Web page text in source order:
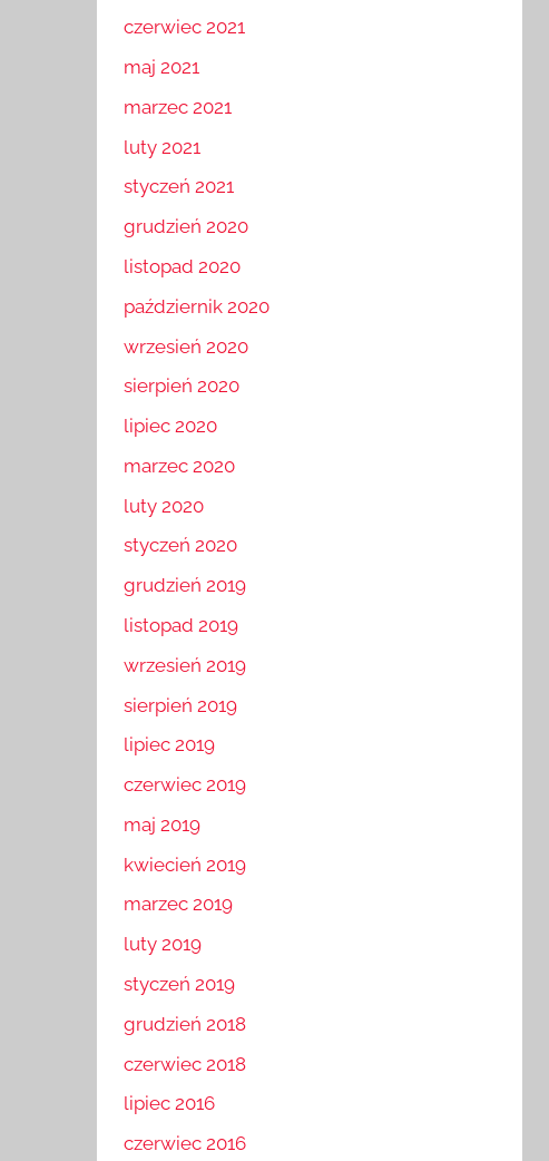
czerwiec 2021
maj 2021
marzec 2021
luty 2021
styczeń 2021
grudzień 2020
listopad 2020
październik 2020
wrzesień 2020
sierpień 2020
lipiec 2020
marzec 2020
luty 2020
styczeń 2020
grudzień 2019
listopad 2019
wrzesień 2019
sierpień 2019
lipiec 2019
czerwiec 2019
maj 2019
kwiecień 2019
marzec 2019
luty 2019
styczeń 2019
grudzień 2018
czerwiec 2018
lipiec 2016
czerwiec 2016